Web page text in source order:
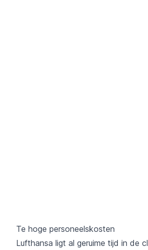
Te hoge personeelskosten
Lufthansa ligt al geruime tijd in de